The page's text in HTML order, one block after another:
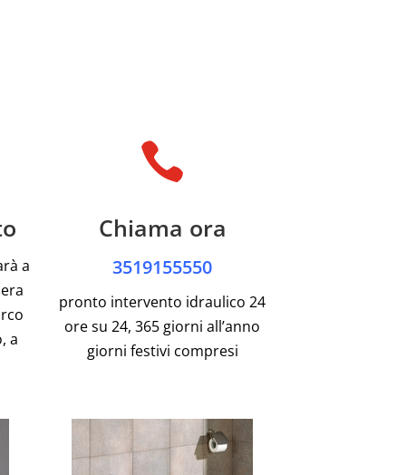
a
a

Chiama ora
3519155550
pronto intervento idraulico 24
ore su 24, 365 giorni all’anno
giorni festivi compresi